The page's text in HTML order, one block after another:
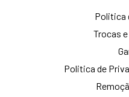
Politica
Trocas
Politica de